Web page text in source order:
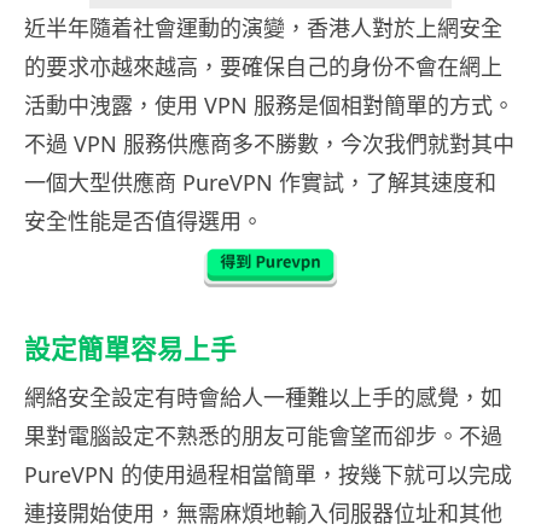
近半年隨着社會運動的演變，香港人對於上網安全
的要求亦越來越高，要確保自己的身份不會在網上
活動中洩露，使用 VPN 服務是個相對簡單的方式。
不過 VPN 服務供應商多不勝數，今次我們就對其中
一個大型供應商 PureVPN 作實試，了解其速度和
安全性能是否值得選用。
設定簡單容易上手
網絡安全設定有時會給人一種難以上手的感覺，如
果對電腦設定不熟悉的朋友可能會望而卻步。不過
PureVPN 的使用過程相當簡單，按幾下就可以完成
連接開始使用，無需麻煩地輸入伺服器位址和其他